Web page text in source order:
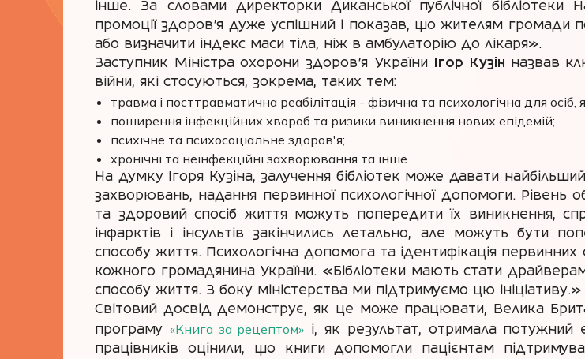
інше. За словами директорки Диканської публічної бібліотеки
промоції здоров'я дуже успішний і показав, що жителям громади
або визначити індекс маси тіла, ніж в амбулаторію до лікаря».
Заступник Міністра охорони здоров’я України
Ігор Кузін
назвав
війни, які стосуються, зокрема, таких тем:
травма і посттравматична реабілітація - фізична та психологічна для осіб,
поширення інфекційних хвороб та ризики виникнення нових епідемій;
психічне та психосоціальне здоров'я;
хронічні та неінфекційні захворювання та інше.
На думку Ігоря Кузіна, залучення бібліотек може давати
захворювань, надання первинної психологічної допомоги. Рівень
та здоровий спосіб життя можуть попередити їх виникнення,
інфарктів і інсультів закінчились летально, але можуть бути
способу життя. Психологічна допомога та ідентифікація
кожного громадянина України. «Бібліотеки мають стати
способу життя. З боку міністерства ми підтримуємо цю ініціативу.»
Світовий досвід демонструє, як це може працювати, Велика
програму «Книга за рецептом» і, як результат, отримала потужний
працівників оцінили, що книги допомогли пацієнтам